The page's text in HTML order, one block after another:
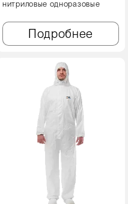
нитриловые одноразовые
Подробнее